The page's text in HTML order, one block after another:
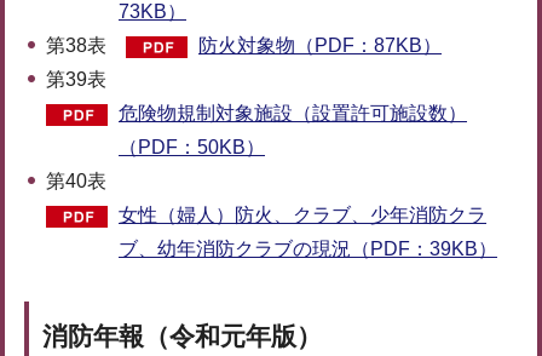
73KB）
第38表
防火対象物（PDF：87KB）
第39表
危険物規制対象施設（設置許可施設数）
（PDF：50KB）
第40表
女性（婦人）防火、クラブ、少年消防クラ
ブ、幼年消防クラブの現況（PDF：39KB）
消防年報（令和元年版）